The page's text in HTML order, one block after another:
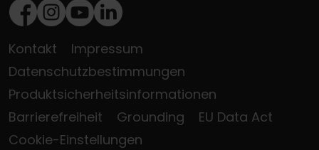
Facebook
Instagram
Youtube
LinkedIn
Kontakt
Impressum
Datenschutzbestimmungen
Produktsicherheitsinformationen
Barrierefreiheit
Grounding
EU Data Act
Cookie-Einstellungen